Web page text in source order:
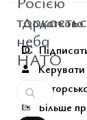
неба
НАТО
Додатково
Більше